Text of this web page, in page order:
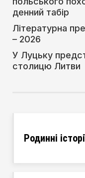
денний табір
Літературна
– 2026
У Луцьку
столицю Литви
Родинні